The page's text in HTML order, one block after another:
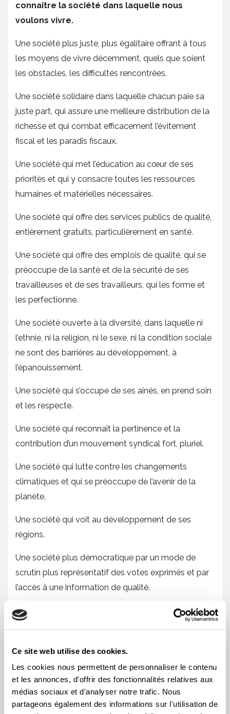
Ce site web utilise des cookies.
Les cookies nous permettent de personnaliser le contenu
et les annonces, d'offrir des fonctionnalités relatives aux
médias sociaux et d'analyser notre trafic. Nous
partageons également des informations sur l'utilisation de
connaître la société dans laquelle nous
voulons vivre.
Une société plus juste, plus égalitaire offrant à tous
les moyens de vivre décemment, quels que soient
les obstacles, les difficultés rencontrées.
Une société solidaire dans laquelle chacun paie sa
juste part, qui assure une meilleure distribution de la
richesse et qui combat efficacement l’évitement
fiscal et les paradis fiscaux.
Une société qui met l’éducation au cœur de ses
priorités et qui y consacre toutes les ressources
humaines et matérielles nécessaires.
Une société qui offre des services publics de qualité,
entièrement gratuits, particulièrement en santé.
Une société qui offre des emplois de qualité, qui se
préoccupe de la santé et de la sécurité de ses
travailleuses et de ses travailleurs, qui les forme et
les perfectionne.
Une société ouverte à la diversité, dans laquelle ni
l’ethnie, ni la religion, ni le sexe, ni la condition sociale
ne sont des barrières au développement, à
l’épanouissement.
Une société qui s’occupe de ses aînés, en prend soin
et les respecte.
Une société qui reconnaît la pertinence et la
contribution d’un mouvement syndical fort, pluriel.
Une société qui lutte contre les changements
climatiques et qui se préoccupe de l’avenir de la
planète.
Une société qui voit au développement de ses
régions.
Une société plus démocratique par un mode de
scrutin plus représentatif des votes exprimés et par
l’accès à une information de qualité.
Le 28 avril prochain, à Montréal, marchons
parti des travailleuses et des travailleurs.
SAMEDI 28 AVRIL 2018
Départ de la marche à 13 h*